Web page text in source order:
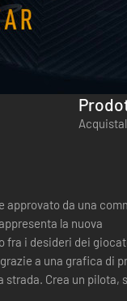
la nuova
fra i desideri dei
strada. Crea un pilota,